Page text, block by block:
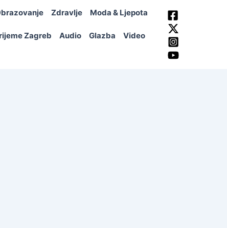
Zdravlje Moda & Ljepota
Zagreb Audio Glazba Video